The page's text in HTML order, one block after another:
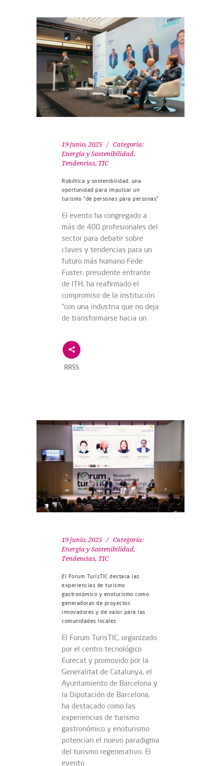
19 junio, 2025
Categoría:
Energía y Sostenibilidad,
Tendencias, TIC
Robótica y sostenibilidad, una
oportunidad para impulsar un
turismo “de personas para personas”
El evento ha congregado a
más de 400 profesionales del
sector para debatir sobre
claves y tendencias para un
futuro más humano Fede
Fuster, presidente entrante
de ITH, ha reafirmado el
compromiso de la institución
“con una industria que no deja
de transformarse hacia un
RRSS
19 junio, 2025
Categoría:
Energía y Sostenibilidad,
Tendencias, TIC
El Forum TurisTIC destaca las
experiencias de turismo
gastronómico y enoturismo como
generadoras de proyectos
innovadores y de valor para las
comunidades locales
El Forum TurisTIC, organizado
por el centro tecnológico
Eurecat y promovido por la
Generalitat de Catalunya, el
Ayuntamiento de Barcelona y
la Diputación de Barcelona,
ha destacado como las
experiencias de turismo
gastronómico y enoturismo
potencian el nuevo paradigma
del turismo regenerativo. El
evento